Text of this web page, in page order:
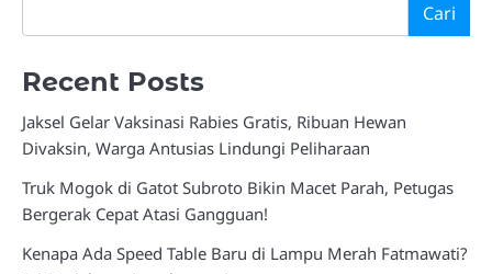
Cari
Recent Posts
Jaksel Gelar Vaksinasi Rabies Gratis, Ribuan Hewan
Divaksin, Warga Antusias Lindungi Peliharaan
Truk Mogok di Gatot Subroto Bikin Macet Parah, Petugas
Bergerak Cepat Atasi Gangguan!
Kenapa Ada Speed Table Baru di Lampu Merah Fatmawati?